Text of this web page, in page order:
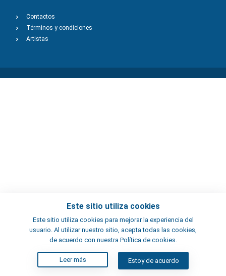
Este sitio utiliza cookies
Este sitio utiliza cookies para mejorar la experiencia del
usuario. Al utilizar nuestro sitio, acepta todas las cookies,
de acuerdo con nuestra Política de cookies.
Leer más Estoy de acuerdo
Contactos
Términos y condiciones
Artistas